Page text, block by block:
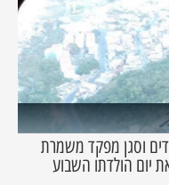
וסגן מפקד משמרת
יום הולדתו השבוע